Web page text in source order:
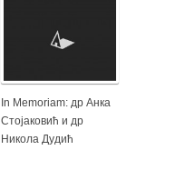
In Memoriam: др Анка
Стојаковић и др
Никола Дудић